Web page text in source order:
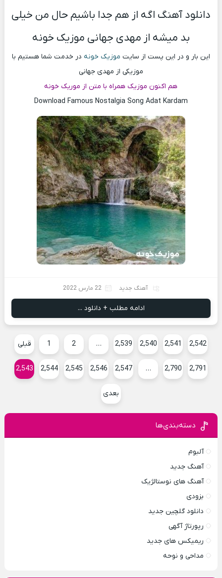
دانلود آهنگ اگه از هم جدا باشیم حال من خیلی
بد میشه از مهدی جهانی موزیک خونه
این بار و در این پست از سایت موزیک خونه در خدمت شما هستیم با
موزیکی از مهدی جهانی
هم اکنون موزیک همراه با متن از موریک خونه
Download Famous Nostalgia Song Adat Kardam
آهنگ جدید 22 مارس 2022
ادامه مطلب + دانلود ...
قبلی 1 2 … 2,539 2,540 2,541 2,542
2,543 2,544 2,545 2,546 2,547 … 2,790 2,791
بعدی
دسته‌بندی‌ها
آلبوم
آهنگ جدید
آهنگ های نوستالژیک
بزودی
دانلود گلچین جدید
رپورتاژ آگهی
ریمیکس های جدید
مداحی و نوحه